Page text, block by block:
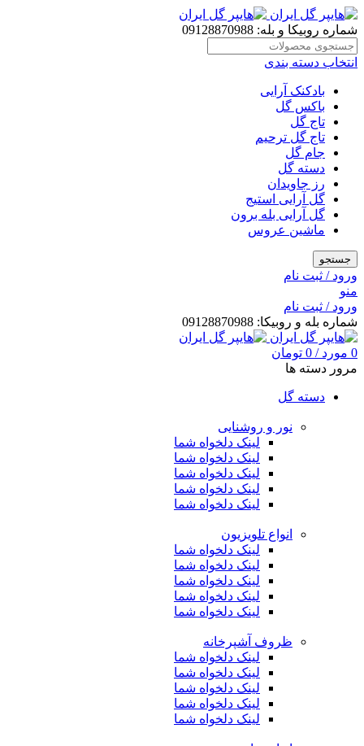
شماره روبیکا و بله: 09128870988
انتخاب دسته بندی
بادکنک آرایی
باکس گل
تاج گل
تاج گل ترحیم
جام گل
دسته گل
رز جاویدان
گل آرایی استیج
گل آرایی بله برون
ماشین عروس
جستجو
ورود / ثبت نام
منو
ورود / ثبت نام
شماره بله و روبیکا: 09128870988
0 مورد /
0 تومان
مرور دسته ها
دسته گل
نور و روشنایی
لینک دلخواه شما
لینک دلخواه شما
لینک دلخواه شما
لینک دلخواه شما
لینک دلخواه شما
انواع تلویزیون
لینک دلخواه شما
لینک دلخواه شما
لینک دلخواه شما
لینک دلخواه شما
لینک دلخواه شما
ظروف آشپرخانه
لینک دلخواه شما
لینک دلخواه شما
لینک دلخواه شما
لینک دلخواه شما
لینک دلخواه شما